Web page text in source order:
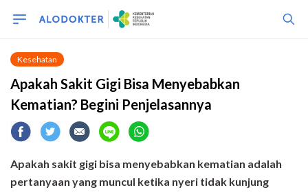
Kesehatan
Apakah Sakit Gigi Bisa Menyebabkan
Kematian? Begini Penjelasannya
Apakah sakit gigi bisa menyebabkan kematian adalah
pertanyaan yang muncul ketika nyeri tidak kunjung